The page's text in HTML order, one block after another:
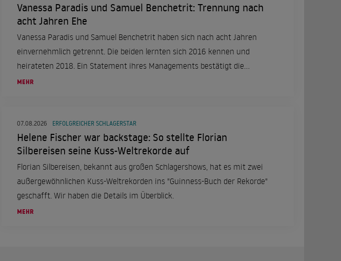
Vanessa Paradis und Samuel Benchetrit: Trennung nach
acht Jahren Ehe
Vanessa Paradis und Samuel Benchetrit haben sich nach acht Jahren
einvernehmlich getrennt. Die beiden lernten sich 2016 kennen und
heirateten 2018. Ein Statement ihres Managements bestätigt die
Trennung.
MEHR
07.08.2026 ERFOLGREICHER SCHLAGERSTAR
Helene Fischer war backstage: So stellte Florian
Silbereisen seine Kuss-Weltrekorde auf
Florian Silbereisen, bekannt aus großen Schlagershows, hat es mit zwei
außergewöhnlichen Kuss-Weltrekorden ins "Guinness-Buch der Rekorde"
geschafft. Wir haben die Details im Überblick.
MEHR